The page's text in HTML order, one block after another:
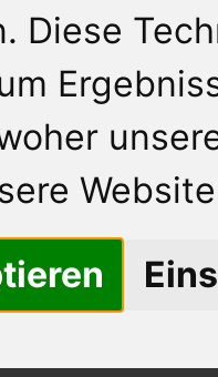
Diese